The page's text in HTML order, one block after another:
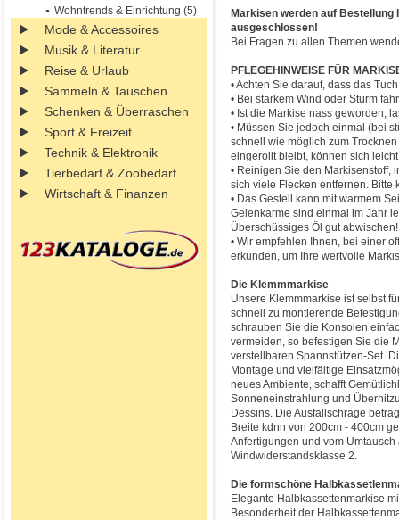
Wohntrends & Einrichtung (5)
Mode & Accessoires
Musik & Literatur
Reise & Urlaub
Sammeln & Tauschen
Schenken & Überraschen
Sport & Freizeit
Technik & Elektronik
Tierbedarf & Zoobedarf
Wirtschaft & Finanzen
Markisen werden auf
ausgeschlossen!
Bei Fragen zu allen Themen
PFLEGEHINWEISE FÜR
• Achten Sie darauf, dass das
• Bei starkem Wind oder Sturm
• Ist die Markise nass geworden,
• Müssen Sie jedoch einmal (bei
schnell wie möglich zum
eingerollt bleibt, können sich
• Reinigen Sie den Markisenstoff,
sich viele Flecken entfernen.
• Das Gestell kann mit warmem
Gelenkarme sind einmal im Jahr
Überschüssiges Öl gut abwischen!
• Wir empfehlen Ihnen, bei einer
erkunden, um Ihre wertvolle
Die Klemmmarkise
Unsere Klemmmarkise ist selbst
schnell zu montierende
schrauben Sie die Konsolen
vermeiden, so befestigen Sie die
verstellbaren Spannstützen-Set.
Montage und vielfältige
neues Ambiente, schafft
Sonneneinstrahlung und
Dessins. Die Ausfallschräge
Breite kdnn von 200cm - 400cm
Anfertigungen und vom
Windwiderstandsklasse 2.
Die formschöne
Elegante Halbkassettenmarkise
Besonderheit der